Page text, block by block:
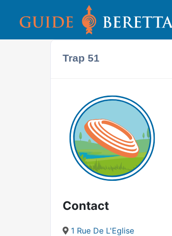
Trap 51
Contact
1 Rue De L'Eglise